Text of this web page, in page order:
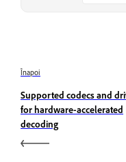
Înapoi
Supported codecs and
for hardware-accelerated
decoding